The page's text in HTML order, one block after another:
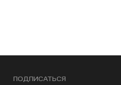
ПОДПИСАТЬСЯ